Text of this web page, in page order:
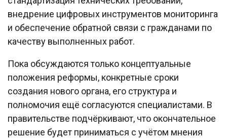
внедрение цифровых инструментов мониторинга
и обеспечение обратной связи с гражданами по
качеству выполненных работ.
Пока обсуждаются только концептуальные
положения реформы, конкретные сроки
создания нового органа, его структура и
полномочия ещё согласуются специалистами. В
правительстве подчёркивают, что окончательное
решение будет приниматься с учётом мнения